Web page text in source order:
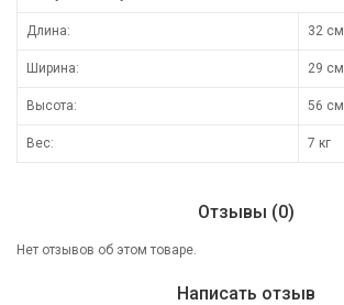
Длина: 32 см
Ширина: 29 см
Высота: 56 см
Вес: 7 кг
Отзывы (0)
Нет отзывов об этом товаре.
Написать отзыв